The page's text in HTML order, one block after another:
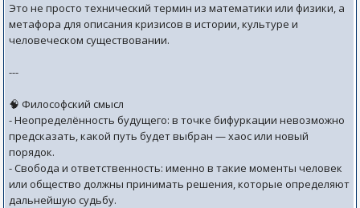
Это не просто технический термин из математики или физики, а
метафора для описания кризисов в истории, культуре и
человеческом существовании.
---
🧠 Философский смысл
- Неопределённость будущего: в точке бифуркации невозможно
предсказать, какой путь будет выбран — хаос или новый
порядок.
- Свобода и ответственность: именно в такие моменты человек
или общество должны принимать решения, которые определяют
дальнейшую судьбу.